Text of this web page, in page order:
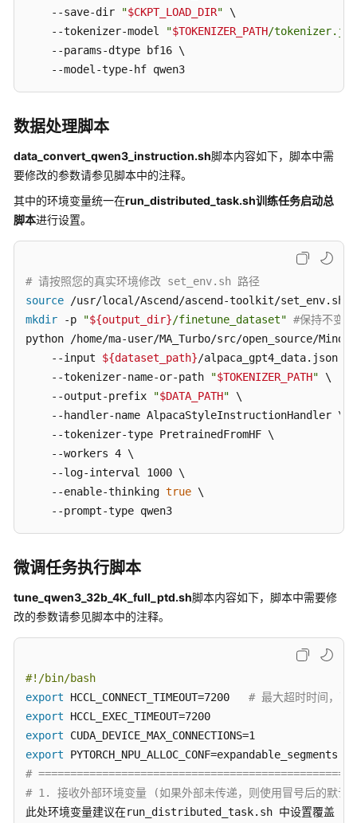
佳
践
ModelArts
最
案
例
列
表
模
列
型
理
部
署
GLM
系
列
部
署
    --save-dir
"$CKPT_LOAD_DIR" \
    --tokenizer-model
"$TOKENIZER_PATH/
    --params-dtype bf16 \
    --model-type-hf qwen3
数据处理脚本
data_convert_qwen3_instruction.sh脚本内容如下，脚本中需
要修改的参数请参见脚本中的注释。
其中的环境变量统一在run_distributed_task.sh训练任务启动总
脚本进行设置。
# 请按照您的真实环境修改 set_env.sh 路径
source
mkdir -p "${output_dir}/finetune_dataset" #保持不变
python /home/ma-user/MA_Turbo/src/open_source/
    --input
${dataset_path}/
    --tokenizer-name-or-path
"$TOKENIZER_PATH"
    --output-prefix
"$DATA_PATH"
--handler-name
    --tokenizer-type PretrainedFromHF \
    --workers 4 \
    --log-interval 1000 \
    --enable-thinking
true \
    --prompt-type qwen3
微调任务执行脚本
tune_qwen3_32b_4K_full_ptd.sh脚本内容如下，脚本中需要修
改的参数请参见脚本中的注释。
#!/bin/bash
export HCCL_CONNECT_TIMEOUT=7200 # 最大超时时间，可
export
export
export
#
# 1. 接收外部环境变量 (如果外部未传递，则使用冒号后的默认